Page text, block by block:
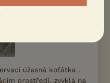
úžasná koťátka .
prostředí, zvyklá na